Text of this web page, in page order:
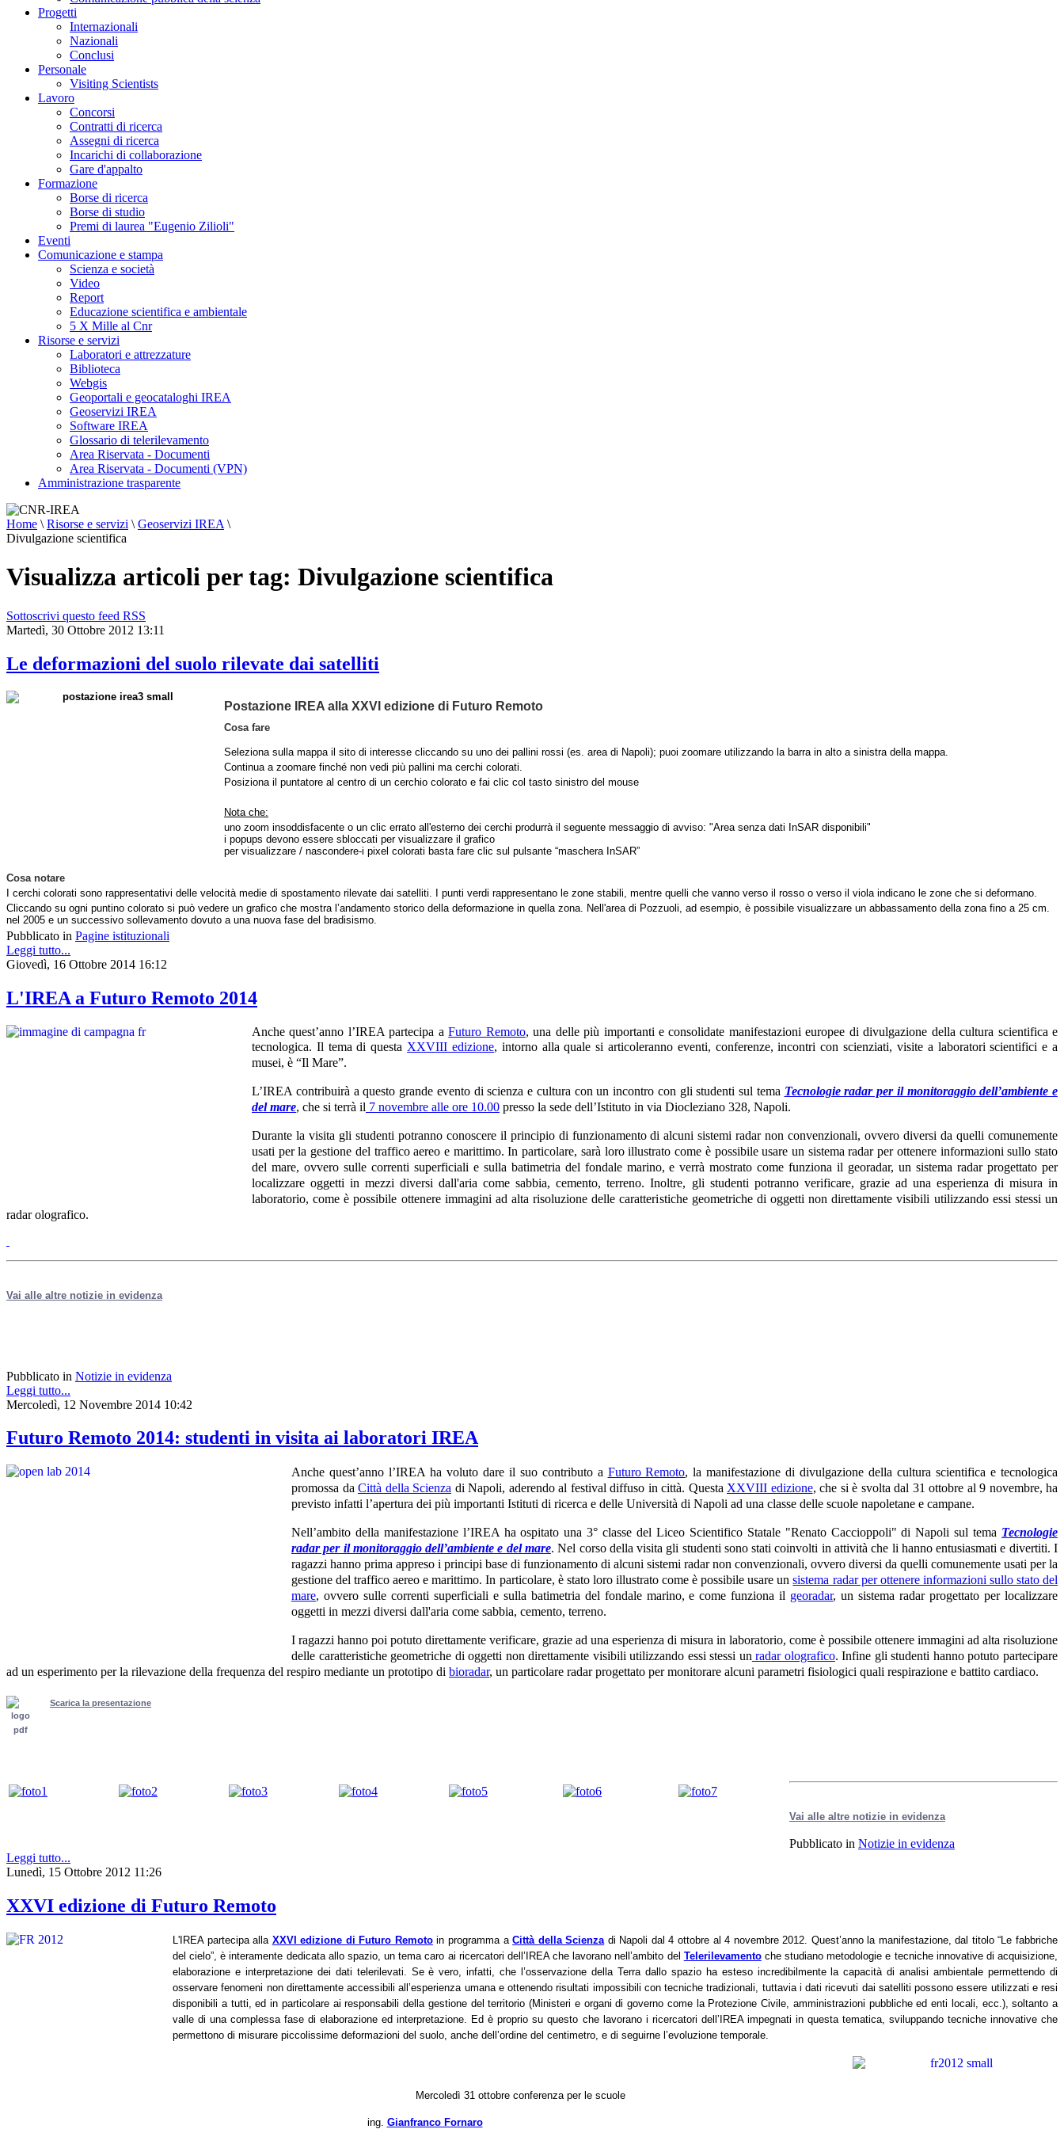
Progetti
Internazionali
Nazionali
Conclusi
Personale
Visiting Scientists
Lavoro
Concorsi
Contratti di ricerca
Assegni di ricerca
Incarichi di collaborazione
Gare d'appalto
Formazione
Borse di ricerca
Borse di studio
Premi di laurea "Eugenio Zilioli"
Eventi
Comunicazione e stampa
Scienza e società
Video
Report
Educazione scientifica e ambientale
5 X Mille al Cnr
Risorse e servizi
Laboratori e attrezzature
Biblioteca
Webgis
Geoportali e geocataloghi IREA
Geoservizi IREA
Software IREA
Glossario di telerilevamento
Area Riservata - Documenti
Area Riservata - Documenti (VPN)
Amministrazione trasparente
Home \ Risorse e servizi \ Geoservizi IREA \
Divulgazione scientifica
Visualizza articoli per tag: Divulgazione scientifica
Sottoscrivi questo feed RSS
Martedì, 30 Ottobre 2012 13:11
Le deformazioni del suolo rilevate dai satelliti
Postazione IREA alla XXVI edizione di Futuro Remoto
Cosa fare
Seleziona sulla mappa il sito di interesse cliccando su uno dei pallini rossi (es. area di Napoli); puoi zoomare utilizzando la barra in alto a sinistra della mappa.
Continua a zoomare finché non vedi più pallini ma cerchi colorati.
Posiziona il puntatore al centro di un cerchio colorato e fai clic col tasto sinistro del mouse
Nota che:
uno zoom insoddisfacente o un clic errato all'esterno dei cerchi produrrà il seguente messaggio di avviso: "Area senza dati InSAR disponibili"
i popups devono essere sbloccati per visualizzare il grafico
per visualizzare / nascondere-i pixel colorati basta fare clic sul pulsante “maschera InSAR”
Cosa notare
I cerchi colorati sono rappresentativi delle velocità medie di spostamento rilevate dai satelliti. I punti verdi rappresentano le zone stabili, mentre quelli che vanno verso il rosso o verso il viola indicano le zone che si deformano.
Cliccando su ogni puntino colorato si può vedere un grafico che mostra l’andamento storico della deformazione in quella zona. Nell'area di Pozzuoli, ad esempio, è possibile visualizzare un abbassamento della zona fino a 25 cm.
nel 2005 e un successivo sollevamento dovuto a una nuova fase del bradisismo.
Pubblicato in Pagine istituzionali
Leggi tutto...
Giovedì, 16 Ottobre 2014 16:12
L'IREA a Futuro Remoto 2014
Anche quest’anno l’IREA partecipa aFuturo Remoto, una delle più importanti e consolidate manifestazioni europee di divulgazione della cultura scientifica e
tecnologica. Il tema di questa XXVIII edizione, intorno alla quale si articoleranno eventi, conferenze, incontri con scienziati, visite a laboratori scientifici e a
musei, è “Il Mare”.
L’IREA contribuirà a questo grande evento di scienza e cultura con un incontro con gli studenti sul tema Tecnologie radar per il monitoraggio dell’ambiente e
del mare, che si terrà il 7 novembre alle ore 10.00 presso la sede dell’Istituto in via Diocleziano 328, Napoli.
Durante la visita gli studenti potranno conoscere il principio di funzionamento di alcuni sistemi radar non convenzionali, ovvero diversi da quelli comunemente
usati per la gestione del traffico aereo e marittimo. In particolare, sarà loro illustrato come è possibile usare un sistema radar per ottenere informazioni sullo stato
del mare, ovvero sulle correnti superficiali e sulla batimetria del fondale marino, e verrà mostrato come funziona il georadar, un sistema radar progettato per
localizzare oggetti in mezzi diversi dall'aria come sabbia, cemento, terreno. Inoltre, gli studenti potranno verificare, grazie ad una esperienza di misura in
laboratorio, come è possibile ottenere immagini ad alta risoluzione delle caratteristiche geometriche di oggetti non direttamente visibili utilizzando essi stessi un
radar olografico.
Vai alle altre notizie in evidenza
Pubblicato in Notizie in evidenza
Leggi tutto...
Mercoledì, 12 Novembre 2014 10:42
Futuro Remoto 2014: studenti in visita ai laboratori IREA
Anche quest’anno l’IREA ha voluto dare il suo contributo a Futuro Remoto, la manifestazione di divulgazione della cultura scientifica e tecnologica
promossa da Città della Scienza di Napoli, aderendo al festival diffuso in città. Questa XXVIII edizione, che si è svolta dal 31 ottobre al 9 novembre, ha
previsto infatti l’apertura dei più importanti Istituti di ricerca e delle Università di Napoli ad una classe delle scuole napoletane e campane.
Nell’ambito della manifestazione l’IREA ha ospitato una 3° classe del Liceo Scientifico Statale "Renato Caccioppoli" di Napoli sul tema Tecnologie
radar per il monitoraggio dell’ambiente e del mare. Nel corso della visita gli studenti sono stati coinvolti in attività che li hanno entusiasmati e divertiti. I
ragazzi hanno prima appreso i principi base di funzionamento di alcuni sistemi radar non convenzionali, ovvero diversi da quelli comunemente usati per la
gestione del traffico aereo e marittimo. In particolare, è stato loro illustrato come è possibile usare unsistema radar per ottenere informazioni sullo stato del
mare, ovvero sulle correnti superficiali e sulla batimetria del fondale marino, e come funziona il georadar, un sistema radar progettato per localizzare
oggetti in mezzi diversi dall'aria come sabbia, cemento, terreno.
I ragazzi hanno poi potuto direttamente verificare, grazie ad una esperienza di misura in laboratorio, come è possibile ottenere immagini ad alta risoluzione
delle caratteristiche geometriche di oggetti non direttamente visibili utilizzando essi stessi un radar olografico. Infine gli studenti hanno potuto partecipare
ad un esperimento per la rilevazione della frequenza del respiro mediante un prototipo di bioradar, un particolare radar progettato per monitorare alcuni parametri fisiologici quali respirazione e battito cardiaco.
Scarica la presentazione
Vai alle altre notizie in evidenza
Pubblicato in Notizie in evidenza
Leggi tutto...
Lunedì, 15 Ottobre 2012 11:26
XXVI edizione di Futuro Remoto
L'IREA partecipa alla XXVI edizione di Futuro Remotoin programma aCittà della Scienzadi Napoli dal 4 ottobre al 4 novembre 2012. Quest’anno la manifestazione, dal titolo “Le fabbriche
del cielo”, è interamente dedicata allo spazio, un tema caro ai ricercatori dell’IREA che lavorano nell’ambito del Telerilevamentoche studiano metodologie e tecniche innovative di acquisizione,
elaborazione e interpretazione dei dati telerilevati. Se è vero, infatti, che l’osservazione della Terra dallo spazio ha esteso incredibilmente la capacità di analisi ambientale permettendo di
osservare fenomeni non direttamente accessibili all’esperienza umana e ottenendo risultati impossibili con tecniche tradizionali, tuttavia i dati ricevuti dai satelliti possono essere utilizzati e resi
disponibili a tutti, ed in particolare ai responsabili della gestione del territorio (Ministeri e organi di governo come la Protezione Civile, amministrazioni pubbliche ed enti locali, ecc.), soltanto a
valle di una complessa fase di elaborazione ed interpretazione. Ed è proprio su questo che lavorano i ricercatori dell’IREA impegnati in questa tematica, sviluppando tecniche innovative che
permettono di misurare piccolissime deformazioni del suolo, anche dell’ordine del centimetro, e di seguirne l’evoluzione temporale.
Mercoledì 31 ottobre conferenza per le scuole
ing. Gianfranco Fornaro